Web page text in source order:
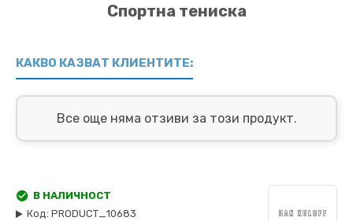
Спортна тениска
КАКВО КАЗВАТ КЛИЕНТИТЕ:
Все още няма отзиви за този продукт.
В НАЛИЧНОСТ
Код: PRODUCT_10683